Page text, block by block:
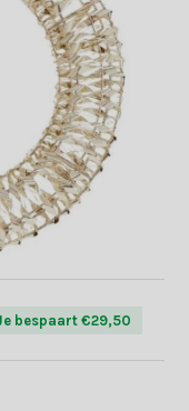
bespaart €29,50